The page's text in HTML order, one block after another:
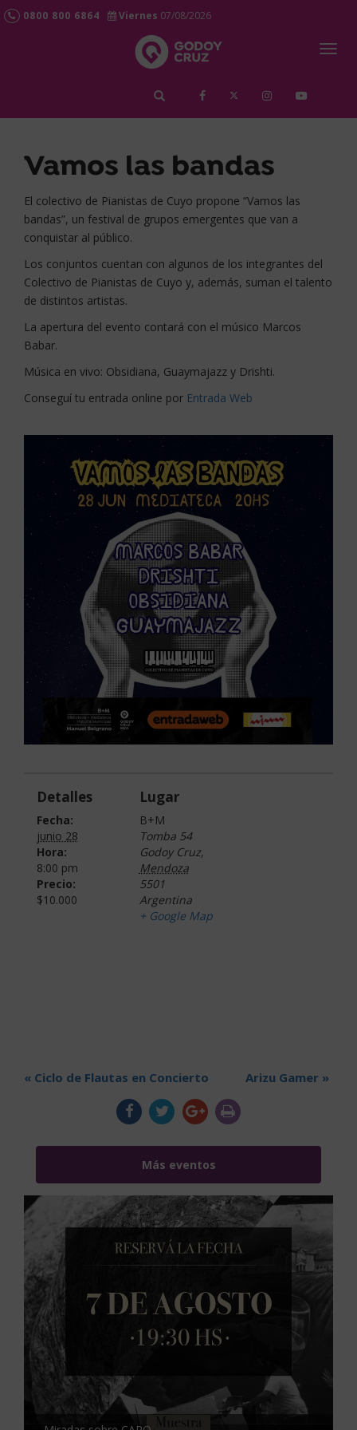
0800 800 6864 Viernes 07/08/2026
Vamos las bandas
El colectivo de Pianistas de Cuyo propone “Vamos las
bandas”, un festival de grupos emergentes que van a
conquistar al público.
Los conjuntos cuentan con algunos de los integrantes del
Colectivo de Pianistas de Cuyo y, además, suman el talento
de distintos artistas.
La apertura del evento contará con el músico Marcos
Babar.
Música en vivo: Obsidiana, Guaymajazz y Drishti.
Conseguí tu entrada online por Entrada Web
Detalles
Fecha:
junio 28
Hora:
8:00 pm
Precio:
$10.000
Lugar
B+M
Tomba 54
Godoy Cruz,
Mendoza
5501
Argentina
+ Google Map
« Ciclo de Flautas en Concierto Arizu Gamer »
Más eventos